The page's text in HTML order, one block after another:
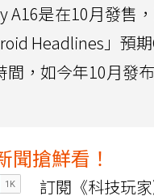
A16是在10月發售
Headlines」預
間，如今年10月發布
聞搶鮮看！
訂閱《科技玩